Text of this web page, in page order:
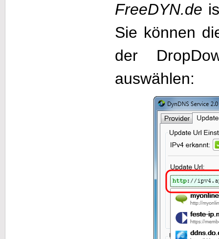
FreeDYN.de
Sie können
der
auswählen: